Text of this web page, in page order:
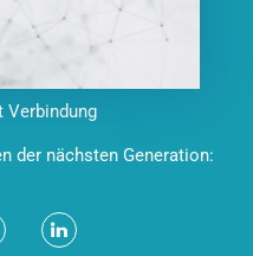
Verbindung
der nächsten Generation: